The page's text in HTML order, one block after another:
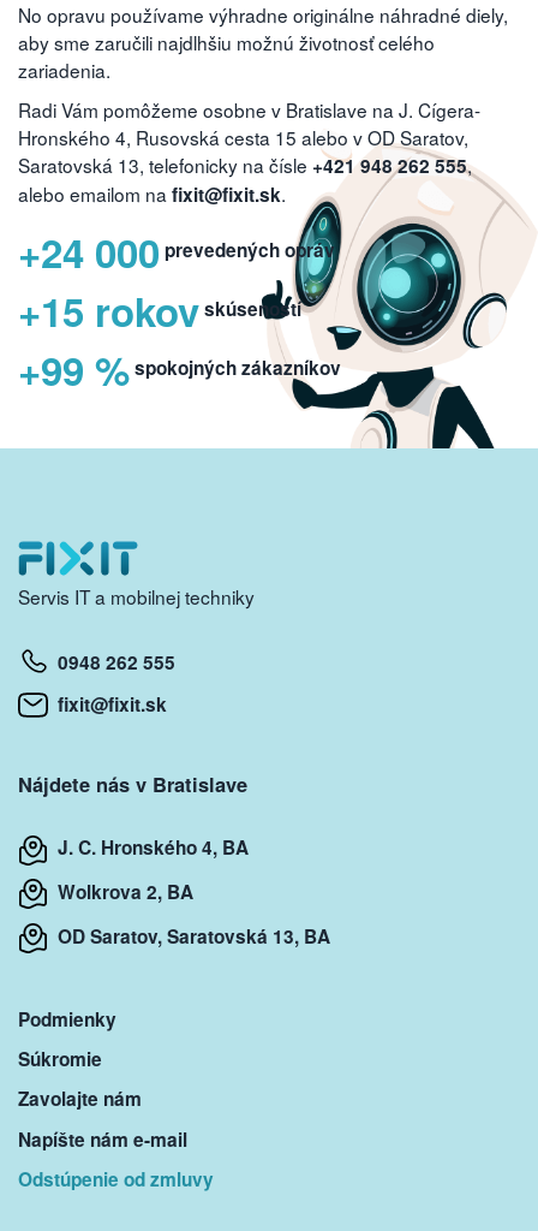
No opravu používame výhradne originálne náhradné diely,
aby sme zaručili najdlhšiu možnú životnosť celého
zariadenia.
Radi Vám pomôžeme osobne v Bratislave na J. Cígera-
Hronského 4, Rusovská cesta 15 alebo v OD Saratov,
Saratovská 13, telefonicky na čísle +421 948 262 555,
alebo emailom na fixit@fixit.sk.
+24 000 prevedených opráv
+15 rokovskúseností
+99 %spokojných zákazníkov
Servis IT a mobilnej techniky
0948 262 555
fixit@fixit.sk
Nájdete nás v Bratislave
J. C. Hronského 4, BA
Wolkrova 2, BA
OD Saratov, Saratovská 13, BA
Podmienky
Súkromie
Zavolajte nám
Napíšte nám e-mail
Odstúpenie od zmluvy